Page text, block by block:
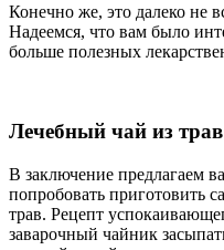
Конечно же, это далеко не
Надеемся, что вам было
больше полезных
Лечебный чай из трав
В заключение предлагаем
попробовать приготовить
трав. Рецепт
заварочный чайник